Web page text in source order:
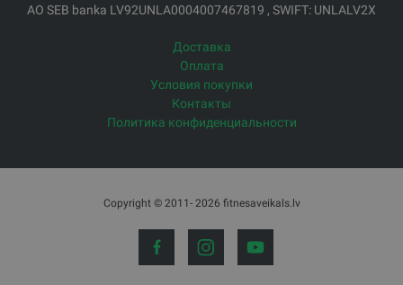
АО SEB banka LV92UNLA0004007467819 , SWIFT: UNLALV2X
Доставка
Оплата
Условия покупки
Контакты
Политика конфиденциальности
Copyright © 2011- 2026 fitnesaveikals.lv